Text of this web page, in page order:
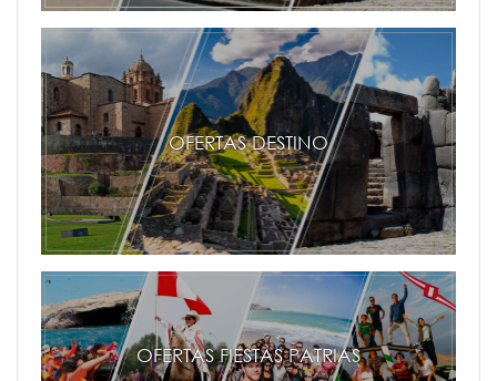
OFERTAS DESTINO
OFERTAS FIESTAS PATRIAS